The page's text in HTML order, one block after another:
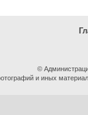
©
и иных